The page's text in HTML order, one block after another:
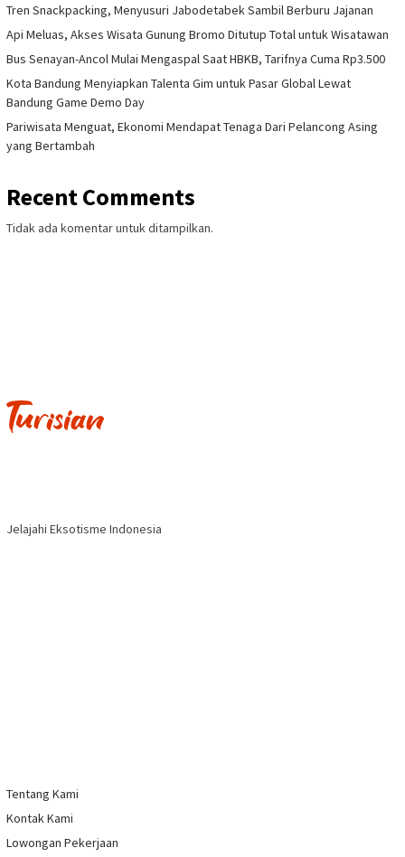
Tren Snackpacking, Menyusuri Jabodetabek Sambil Berburu Jajanan
Api Meluas, Akses Wisata Gunung Bromo Ditutup Total untuk Wisatawan
Bus Senayan-Ancol Mulai Mengaspal Saat HBKB, Tarifnya Cuma Rp3.500
Kota Bandung Menyiapkan Talenta Gim untuk Pasar Global Lewat
Bandung Game Demo Day
Pariwisata Menguat, Ekonomi Mendapat Tenaga Dari Pelancong Asing
yang Bertambah
Recent Comments
Tidak ada komentar untuk ditampilkan.
Jelajahi Eksotisme Indonesia
Tentang Kami
Kontak Kami
Lowongan Pekerjaan